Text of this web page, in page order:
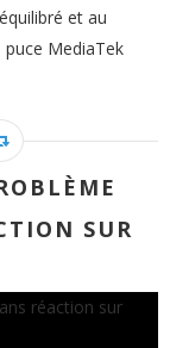
et au
MediaTek
SUR